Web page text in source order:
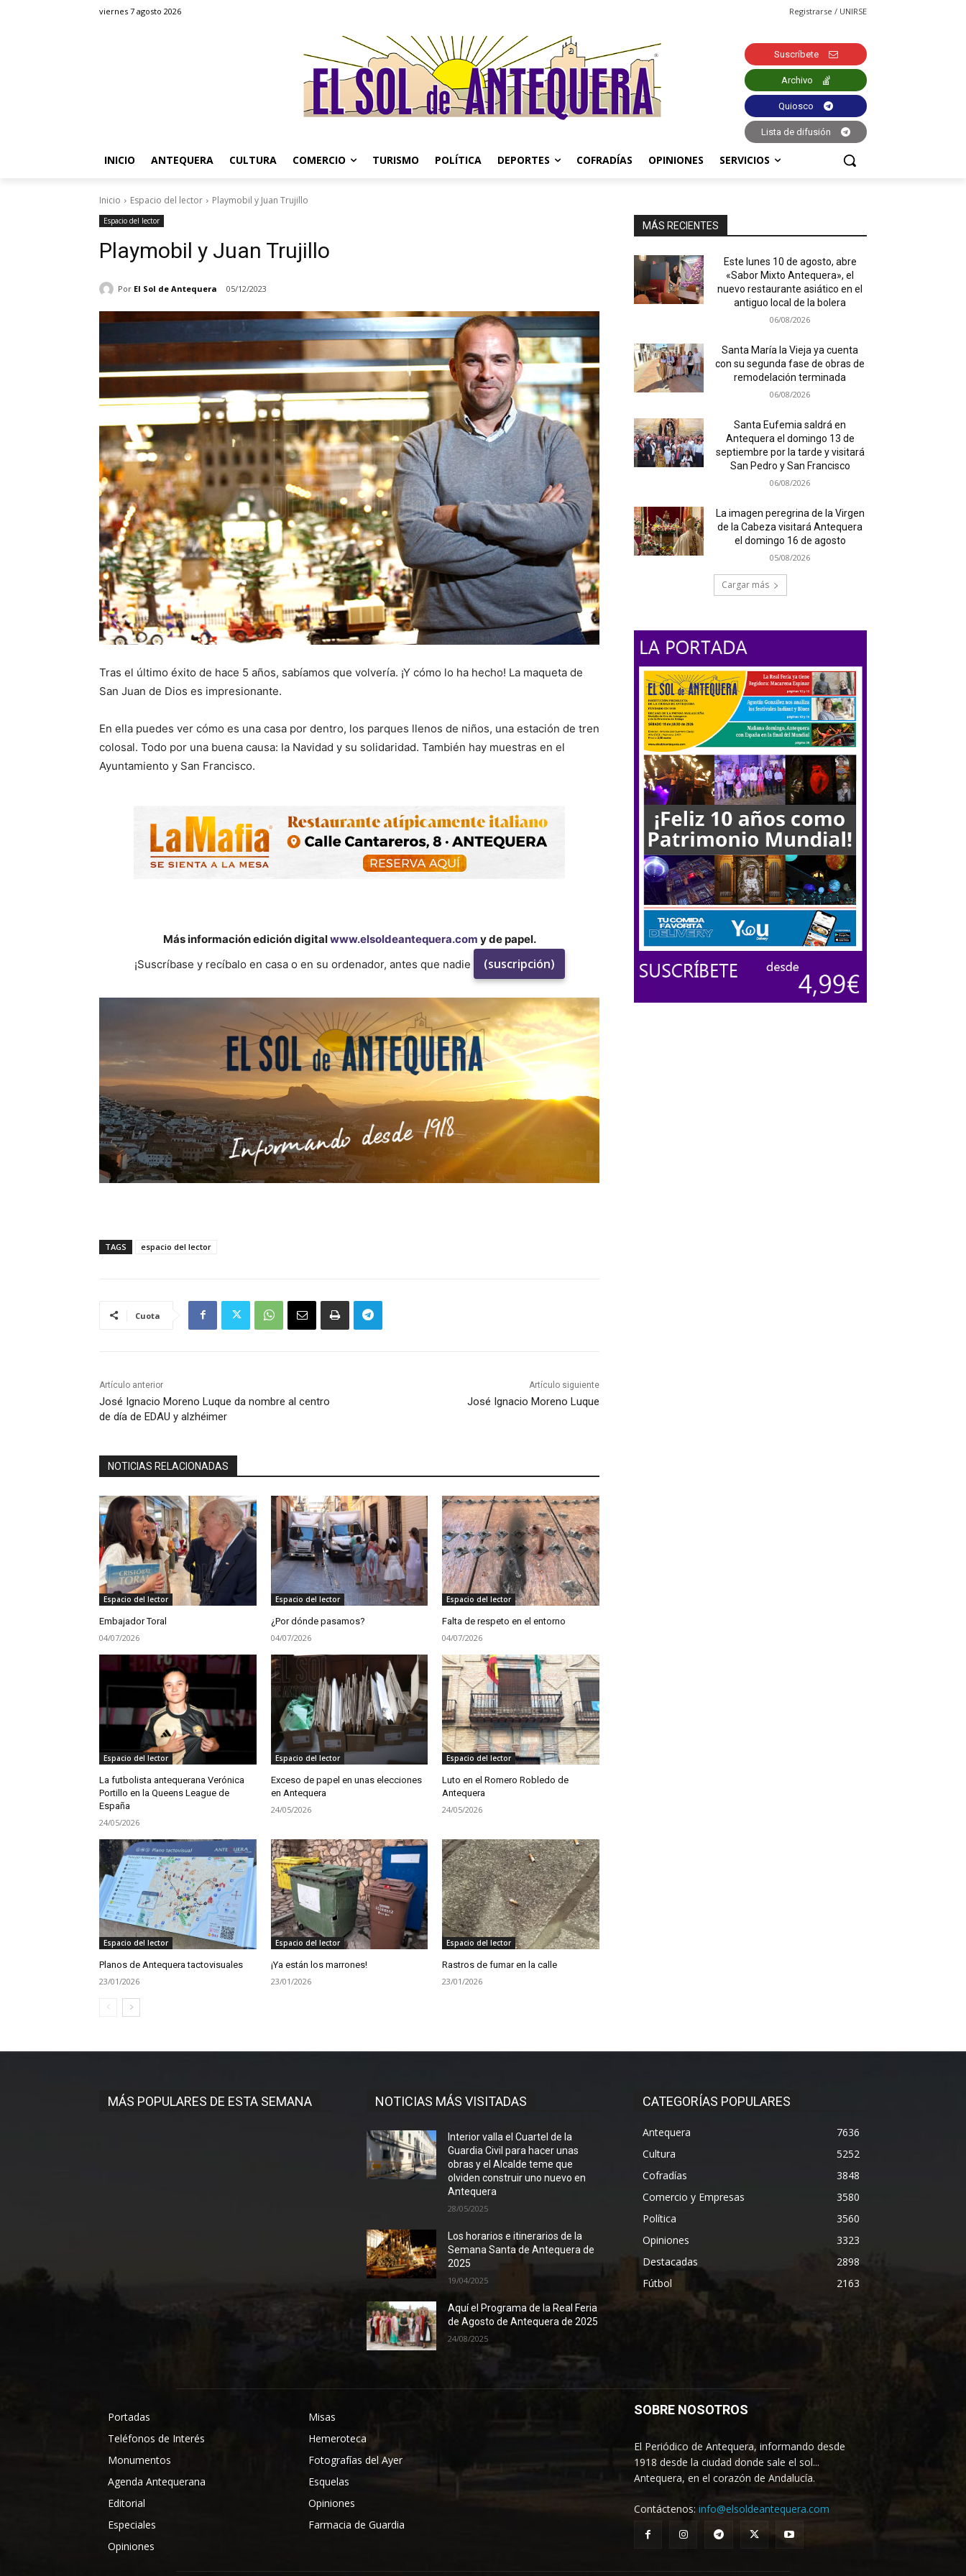
viernes 7 agosto 2026 Registrarse / UNIRSE
Suscríbete
Archivo
Quiosco
Lista de difusión
INICIO ANTEQUERA CULTURA COMERCIO TURISMO POLÍTICA DEPORTES COFRADÍAS OPINIONES SERVICIOS
Inicio Espacio del lector Playmobil y Juan Trujillo
Espacio del lector
Playmobil y Juan Trujillo
Por El Sol de Antequera 05/12/2023
Tras el último éxito de hace 5 años, sabíamos que volvería. ¡Y cómo lo ha hecho! La maqueta de
San Juan de Dios es impresionante.
En ella puedes ver cómo es una casa por dentro, los parques llenos de niños, una estación de tren
colosal. Todo por una buena causa: la Navidad y su solidaridad. También hay muestras en el
Ayuntamiento y San Francisco.
Más información edición digitalwww.elsoldeantequera.com y de papel.
¡Suscríbase y recíbalo en casa o en su ordenador, antes que nadie
(suscripción)
TAGS espacio del lector
Cuota
Artículo anterior
José Ignacio Moreno Luque da nombre al centro
de día de EDAU y alzhéimer
Artículo siguiente
José Ignacio Moreno Luque
NOTICIAS RELACIONADAS
Espacio del lector
Embajador Toral
04/07/2026
Espacio del lector
¿Por dónde pasamos?
04/07/2026
Espacio del lector
Falta de respeto en el entorno
04/07/2026
Espacio del lector
La futbolista antequerana Verónica
Portillo en la Queens League de
España
24/05/2026
Espacio del lector
Exceso de papel en unas elecciones
en Antequera
24/05/2026
Espacio del lector
Luto en el Romero Robledo de
Antequera
24/05/2026
Espacio del lector
Planos de Antequera tactovisuales
23/01/2026
Espacio del lector
¡Ya están los marrones!
23/01/2026
Espacio del lector
Rastros de fumar en la calle
23/01/2026
MÁS RECIENTES
Este lunes 10 de agosto, abre
«Sabor Mixto Antequera», el
nuevo restaurante asiático en el
antiguo local de la bolera
06/08/2026
Santa María la Vieja ya cuenta
con su segunda fase de obras de
remodelación terminada
06/08/2026
Santa Eufemia saldrá en
Antequera el domingo 13 de
septiembre por la tarde y visitará
San Pedro y San Francisco
06/08/2026
La imagen peregrina de la Virgen
de la Cabeza visitará Antequera
el domingo 16 de agosto
05/08/2026
Cargar más
MÁS POPULARES DE ESTA SEMANA NOTICIAS MÁS VISITADAS
Interior valla el Cuartel de la
Guardia Civil para hacer unas
obras y el Alcalde teme que
olviden construir uno nuevo en
Antequera
28/05/2025
Los horarios e itinerarios de la
Semana Santa de Antequera de
2025
19/04/2025
Aquí el Programa de la Real Feria
de Agosto de Antequera de 2025
24/08/2025
CATEGORÍAS POPULARES
Antequera
7636
Cultura
5252
Cofradías
3848
Comercio y Empresas
3580
Política
3560
Opiniones
3323
Destacadas
2898
Fútbol
2163
Portadas
Teléfonos de Interés
Monumentos
Agenda Antequerana
Editorial
Especiales
Opiniones
Misas
Hemeroteca
Fotografías del Ayer
Esquelas
Opiniones
Farmacia de Guardia
SOBRE NOSOTROS
El Periódico de Antequera, informando desde
1918 desde la ciudad donde sale el sol...
Antequera, en el corazón de Andalucía.
Contáctenos: info@elsoldeantequera.com